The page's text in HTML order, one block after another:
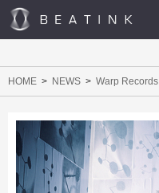
HOME NEWS Warp Records